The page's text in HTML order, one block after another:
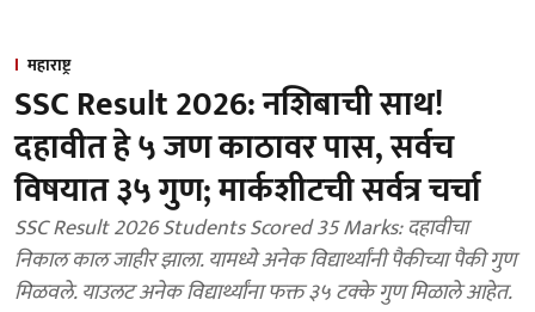
महाराष्ट्र
SSC Result 2026: नशिबाची साथ!
दहावीत हे ५ जण काठावर पास, सर्वच
विषयात ३५ गुण; मार्कशीटची सर्वत्र चर्चा
SSC Result 2026 Students Scored 35 Marks: दहावीचा
निकाल काल जाहीर झाला. यामध्ये अनेक विद्यार्थ्यांनी पैकीच्या पैकी गुण
मिळवले. याउलट अनेक विद्यार्थ्यांना फक्त ३५ टक्के गुण मिळाले आहेत.